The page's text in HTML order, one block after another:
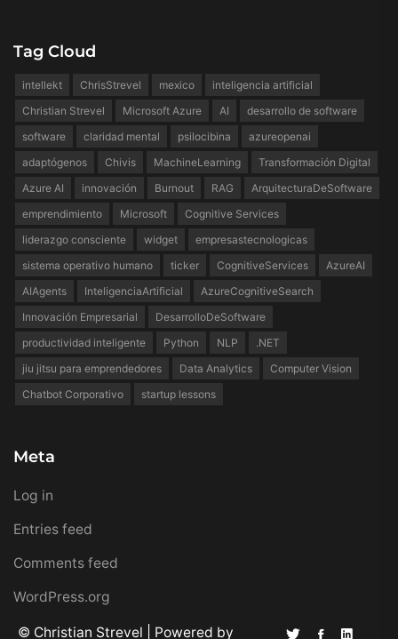
Tag Cloud
intellekt ChrisStrevel mexico
inteligencia artificial
Christian Strevel
Microsoft Azure AI
desarrollo de software
software
claridad mental psilocibina
azureopenai
adaptógenos
Chivis MachineLearning
Transformación Digital
Azure AI
innovación Burnout RAG
ArquitecturaDeSoftware
emprendimiento
Microsoft
Cognitive Services
liderazgo consciente
widget
empresastecnologicas
sistema operativo humano
ticker CognitiveServices
AzureAI
AIAgents
InteligenciaArtificial
AzureCognitiveSearch
Innovación Empresarial
DesarrolloDeSoftware
productividad inteligente
Python NLP
.NET
jiu jitsu para emprendedores
Data Analytics
Computer Vision
Chatbot Corporativo
startup lessons
Meta
Log in
Entries feed
Comments feed
WordPress.org
© Christian Strevel | Powered by